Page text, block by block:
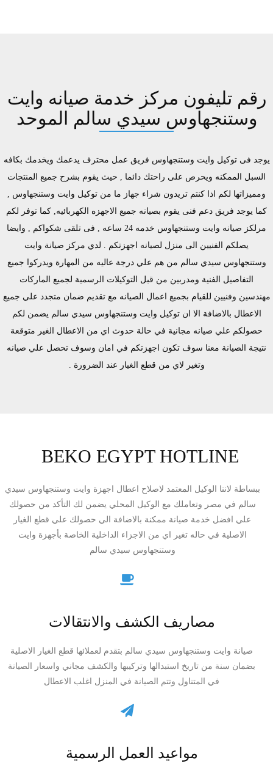
رقم تليفون مركز خدمة صيانه وايت
وستنجهاوس سيدي سالم الموحد
يوجد فى توكيل وايت وستنجهاوس فريق عمل محترف يدعمك ويخدمك بكافه
السبل الممكنه ويحرص على راحتك دائما , حيث يقوم بشرح جميع المنتجات
ومميزاتها لكم اذا كنتم تريدون شراء جهاز ما من توكيل وايت وستنجهاوس ,
كما يوجد فريق دعم فنى يقوم بصيانه جميع الاجهزه الكهربائيه, كما توفر لكم
مرلكز صيانه وايت وستنجهاوس خدمه 24 ساعه , فى تلقى شكواكم , وايضا
يصلكم الفنيين الى منزل لصيانه اجهزتكم . لدي مركز صيانة وايت
وستنجهاوس سيدي سالم من هم علي درجة عاليه من المهارة ويدركوا جميع
التفاصيل الفنية ومدربين من قبل التوكيلات الرسمية لجميع الماركات
مهندسين وفنيين للقيام بجميع اعمال الصيانه مع تقديم ضمان متجدد علي جميع
الاعطال بالاضافة الا ان توكيل وايت وستنجهاوس سيدي سالم يضمن لكم
حصولكم علي صيانه مجانية في حالة حدوث اي من الاعطال الغير متوقعة
نتيجة الصيانة معنا سوف تكون اجهزتكم في امان وسوف تحصل علي صيانه
وتغير لاي من قطع الغيار عند الضرورة .
BEKO EGYPT HOTLINE
ببساطة لاننا الوكيل المعتمد لاصلاح اعطال اجهزة وايت وستنجهاوس سيدي
سالم في مصر وتعاملك مع الوكيل المحلي يضمن لك التأكد من حصولك
علي افضل خدمة صيانة ممكنة بالاضافة الي حصولك علي قطع الغيار
الاصلية في حاله تغير اي من الاجزاء الداخلية الخاصة بأجهزة وايت
وستنجهاوس سيدي سالم
مصاريف الكشف والانتقالات
صيانة وايت وستنجهاوس سيدي سالم بتقدم لعملائها قطع الغيار الاصلية
بضمان سنة من تاريخ استبدالها وتركيبها والكشف مجاني واسعار الصيانة
في المتناول وتتم الصيانة في المنزل اغلب الاعطال
مواعيد العمل الرسمية